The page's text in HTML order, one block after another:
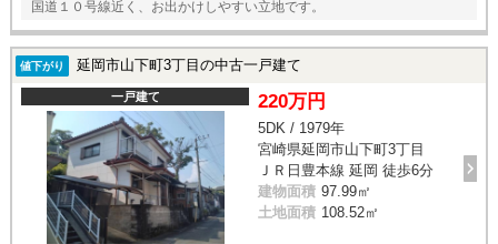
国道１０号線近く、お出かけしやすい立地です。
値下がり 延岡市山下町3丁目の中古一戸建て
一戸建て 220万円
5DK / 1979年
宮崎県延岡市山下町3丁目
ＪＲ日豊本線 延岡 徒歩6分
建物面積 97.99㎡
土地面積 108.52㎡